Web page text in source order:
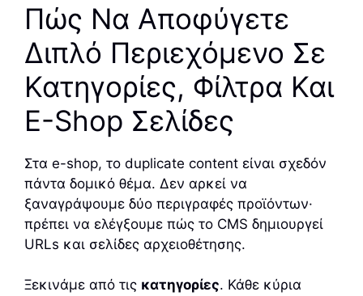
Πώς Να Αποφύγετε
Διπλό Περιεχόμενο Σε
Κατηγορίες, Φίλτρα Και
E-Shop Σελίδες
Στα e-shop, το duplicate content είναι σχεδόν
πάντα δομικό θέμα. Δεν αρκεί να
ξαναγράψουμε δύο περιγραφές προϊόντων·
πρέπει να ελέγξουμε πώς το CMS δημιουργεί
URLs και σελίδες αρχειοθέτησης.
Ξεκινάμε από τις κατηγορίες. Κάθε κύρια